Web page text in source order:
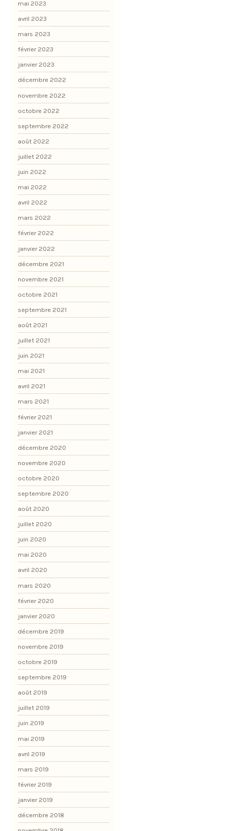
mai 2023
avril 2023
mars 2023
février 2023
janvier 2023
décembre 2022
novembre 2022
octobre 2022
septembre 2022
août 2022
juillet 2022
juin 2022
mai 2022
avril 2022
mars 2022
février 2022
janvier 2022
décembre 2021
novembre 2021
octobre 2021
septembre 2021
août 2021
juillet 2021
juin 2021
mai 2021
avril 2021
mars 2021
février 2021
janvier 2021
décembre 2020
novembre 2020
octobre 2020
septembre 2020
août 2020
juillet 2020
juin 2020
mai 2020
avril 2020
mars 2020
février 2020
janvier 2020
décembre 2019
novembre 2019
octobre 2019
septembre 2019
août 2019
juillet 2019
juin 2019
mai 2019
avril 2019
mars 2019
février 2019
janvier 2019
décembre 2018